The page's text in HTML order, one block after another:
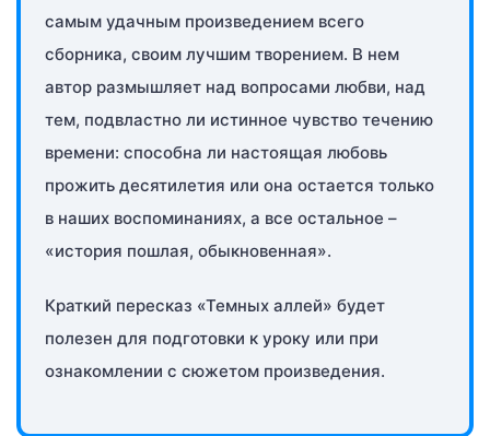
самым удачным произведением всего
сборника, своим лучшим творением. В нем
автор размышляет над вопросами любви, над
тем, подвластно ли истинное чувство течению
времени: способна ли настоящая любовь
прожить десятилетия или она остается только
в наших воспоминаниях, а все остальное –
«история пошлая, обыкновенная».
Краткий пересказ «Темных аллей» будет
полезен для подготовки к уроку или при
ознакомлении с сюжетом произведения.